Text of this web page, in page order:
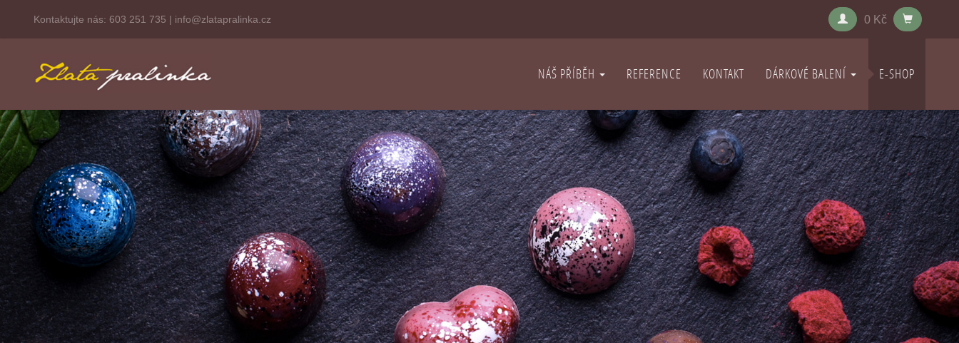
Kontaktujte nás: 603 251 735 | info@zlatapralinka.cz 0 Kč
NÁŠ PŘÍBĚH REFERENCE KONTAKT DÁRKOVÉ BALENÍ E-SHOP